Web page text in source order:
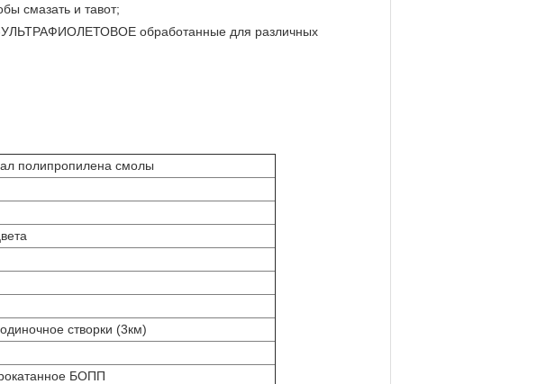
смазать и тавот;
обработанные для различных
полипропилена смолы
створки (3км)
БОПП